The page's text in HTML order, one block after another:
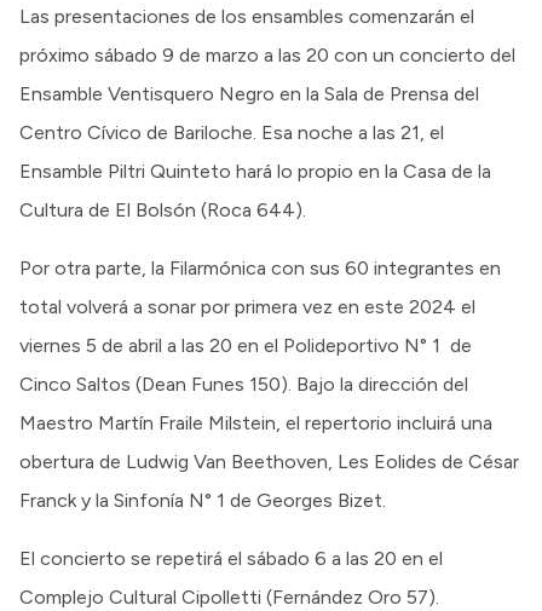
Las presentaciones de los ensambles comenzarán el
próximo sábado 9 de marzo a las 20 con un concierto del
Ensamble Ventisquero Negro en la Sala de Prensa del
Centro Cívico de Bariloche. Esa noche a las 21, el
Ensamble Piltri Quinteto hará lo propio en la Casa de la
Cultura de El Bolsón (Roca 644).
Por otra parte, la Filarmónica con sus 60 integrantes en
total volverá a sonar por primera vez en este 2024 el
viernes 5 de abril a las 20 en el Polideportivo N° 1 de
Cinco Saltos (Dean Funes 150). Bajo la dirección del
Maestro Martín Fraile Milstein, el repertorio incluirá una
obertura de Ludwig Van Beethoven, Les Eolides de César
Franck y la Sinfonía N° 1 de Georges Bizet.
El concierto se repetirá el sábado 6 a las 20 en el
Complejo Cultural Cipolletti (Fernández Oro 57).